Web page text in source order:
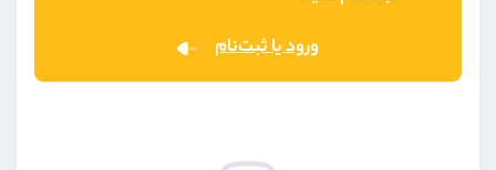
ورود یا ثبت‌نام